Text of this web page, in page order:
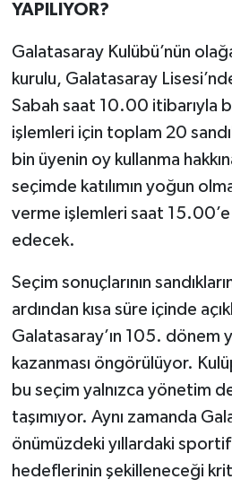
YAPILIYOR?
Galatasaray Kulübü’nün
kurulu, Galatasaray
Sabah saat 10.00 itibarıyla
işlemleri için toplam 20
bin üyenin oy kullanma
seçimde katılımın yoğun
verme işlemleri saat
edecek.
Seçim sonuçlarının
ardından kısa süre içinde
Galatasaray’ın 105. dönem
kazanması öngörülüyor.
bu seçim yalnızca yönetim
taşımıyor. Aynı zamanda
önümüzdeki yıllardaki
hedeflerinin şekilleneceği